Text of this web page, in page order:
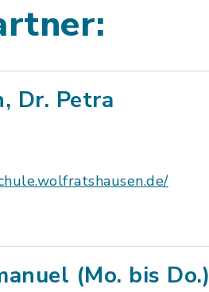
Dr. Petra
(Mo. bis Do.)